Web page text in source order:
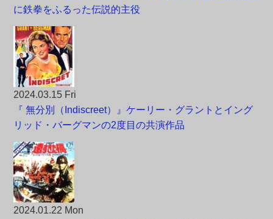
に鉄拳をふるった伝説的主役
2024.03.15 Fri
『 無分別（Indiscreet）』ケーリー・グラントとイング
リッド・バーグマンの2度目の共演作品
2024.01.22 Mon